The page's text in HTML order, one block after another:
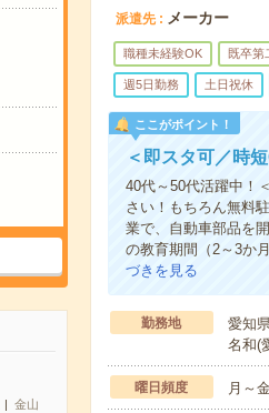
金山
派遣先 メーカー
職種未経験OK 既卒第
週5日勤務 土日祝休
ここがポイント！
＜即スタ可／時
40代～50代活躍中！
さい！もちろん無料
業で、自動車部品を
の教育期間（2～3か
づきを見る
勤務地
愛知
名和(
曜日頻度 月～